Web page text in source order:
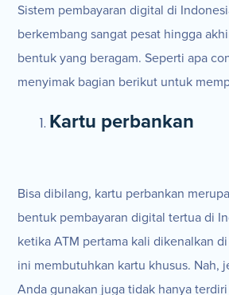
Sistem pembayaran digital di
berkembang sangat pesat hingga
bentuk yang beragam. Seperti apa
menyimak bagian berikut untuk
Kartu perbankan
Bisa dibilang, kartu perbankan
bentuk pembayaran digital tertua di
ketika ATM pertama kali dikenalkan
ini membutuhkan kartu khusus. Nah,
Anda gunakan juga tidak hanya